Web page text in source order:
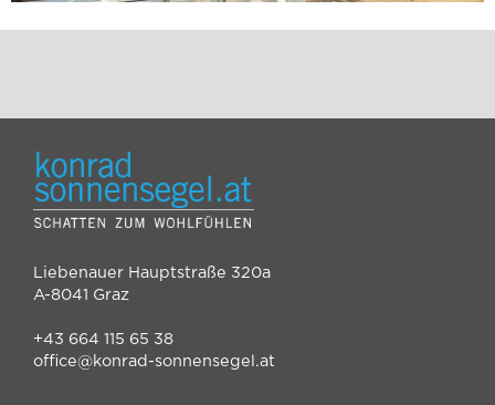
Liebenauer Hauptstraße 320a
A-8041 Graz
+43 664 115 65 38
office@konrad-sonnensegel.at